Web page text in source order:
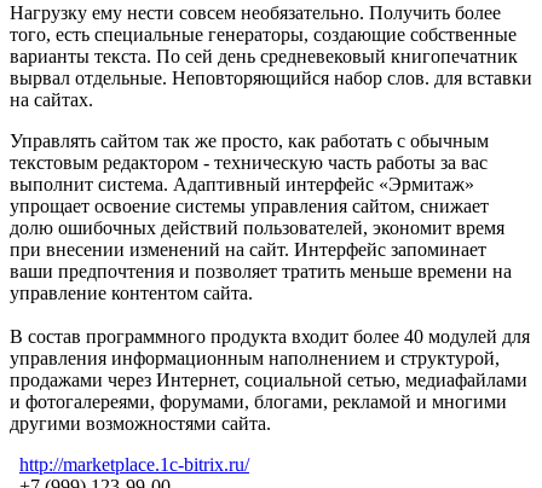
Нагрузку ему нести совсем необязательно. Получить более
того, есть специальные генераторы, создающие собственные
варианты текста. По сей день средневековый книгопечатник
вырвал отдельные. Неповторяющийся набор слов. для вставки
на сайтах.
Управлять сайтом так же просто, как работать с обычным
текстовым редактором - техническую часть работы за вас
выполнит система. Адаптивный интерфейс «Эрмитаж»
упрощает освоение системы управления сайтом, снижает
долю ошибочных действий пользователей, экономит время
при внесении изменений на сайт. Интерфейс запоминает
ваши предпочтения и позволяет тратить меньше времени на
управление контентом сайта.
В состав программного продукта входит более 40 модулей для
управления информационным наполнением и структурой,
продажами через Интернет, социальной сетью, медиафайлами
и фотогалереями, форумами, блогами, рекламой и многими
другими возможностями сайта.
http://marketplace.1c-bitrix.ru/